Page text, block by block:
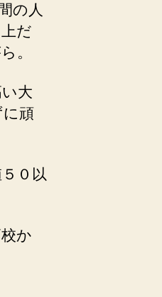
の人
だ
。
大
に頑
０以
か